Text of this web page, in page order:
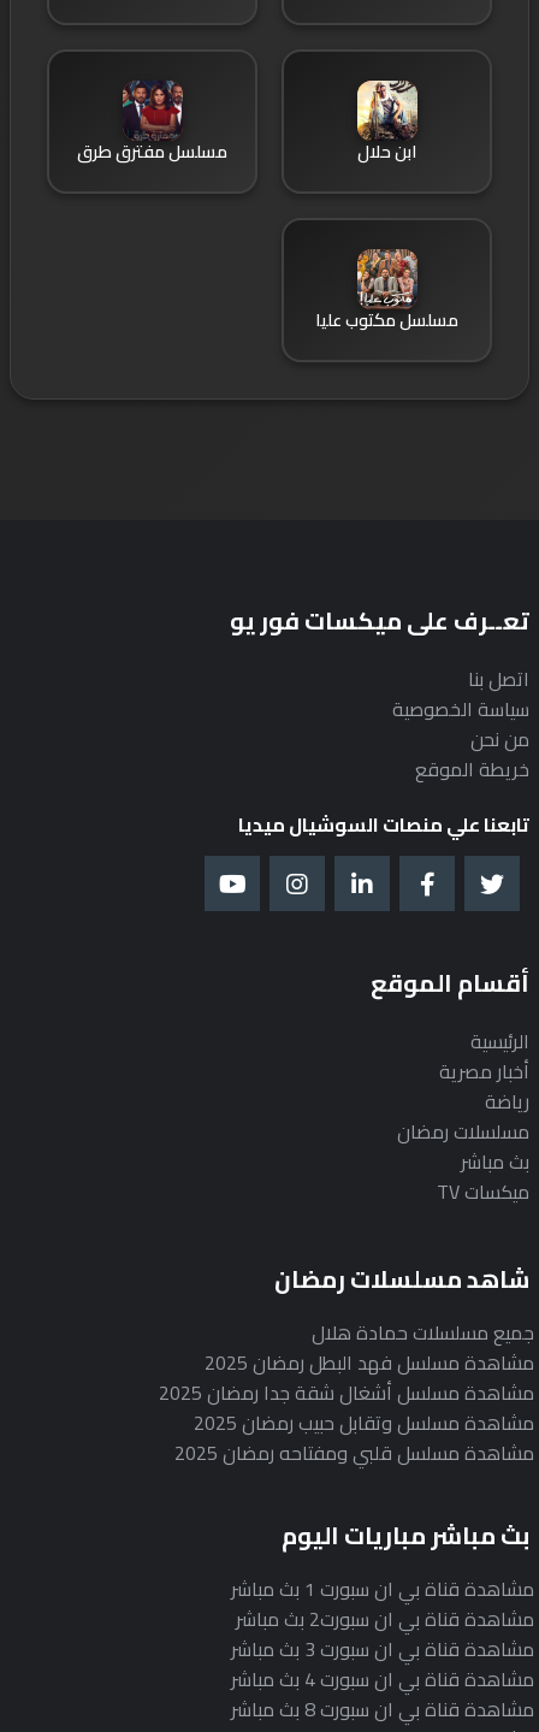
ابن حلال مسلسل مفترق طرق
مسلسل مكتوب عليا
تعــرف على ميكسات فور يو
اتصل بنا
سياسة الخصوصية
من نحن
خريطة الموقع
تابعنا علي منصات السوشيال ميديا
أقسام الموقع
الرئيسية
أخبار مصرية
رياضة
مسلسلات رمضان
بث مباشر
ميكسات TV
شاهد مسلسلات رمضان
جميع مسلسلات حمادة هلال
مشاهدة مسلسل فهد البطل رمضان 2025
مشاهدة مسلسل أشغال شقة جدا رمضان 2025
مشاهدة مسلسل وتقابل حبيب رمضان 2025
مشاهدة مسلسل قلبي ومفتاحه رمضان 2025
بث مباشر مباريات اليوم
مشاهدة قناة بي ان سبورت 1 بث مباشر
مشاهدة قناة بي ان سبورت2 بث مباشر
مشاهدة قناة بي ان سبورت 3 بث مباشر
مشاهدة قناة بي ان سبورت 4 بث مباشر
مشاهدة قناة بي ان سبورت 8 بث مباشر